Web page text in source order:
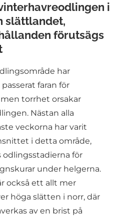
i
slättlandet,
förutsägs
har
faran för
torrhet orsakar
Nästan alla
veckorna har varit
i detta område,
odlingsstadierna för
under helgerna.
också ett allt mer
höga slätten i norr, där
av en brist på